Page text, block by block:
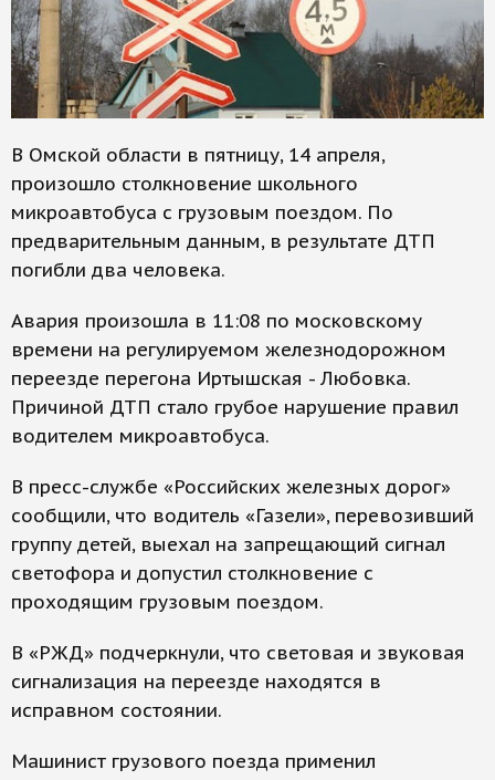
В Омской области в пятницу, 14 апреля,
произошло столкновение школьного
микроавтобуса с грузовым поездом. По
предварительным данным, в результате ДТП
погибли два человека.
Авария произошла в 11:08 по московскому
времени на регулируемом железнодорожном
переезде перегона Иртышская - Любовка.
Причиной ДТП стало грубое нарушение правил
водителем микроавтобуса.
В пресс-службе «Российских железных дорог»
сообщили, что водитель «Газели», перевозивший
группу детей, выехал на запрещающий сигнал
светофора и допустил столкновение с
проходящим грузовым поездом.
В «РЖД» подчеркнули, что световая и звуковая
сигнализация на переезде находятся в
исправном состоянии.
Машинист грузового поезда применил